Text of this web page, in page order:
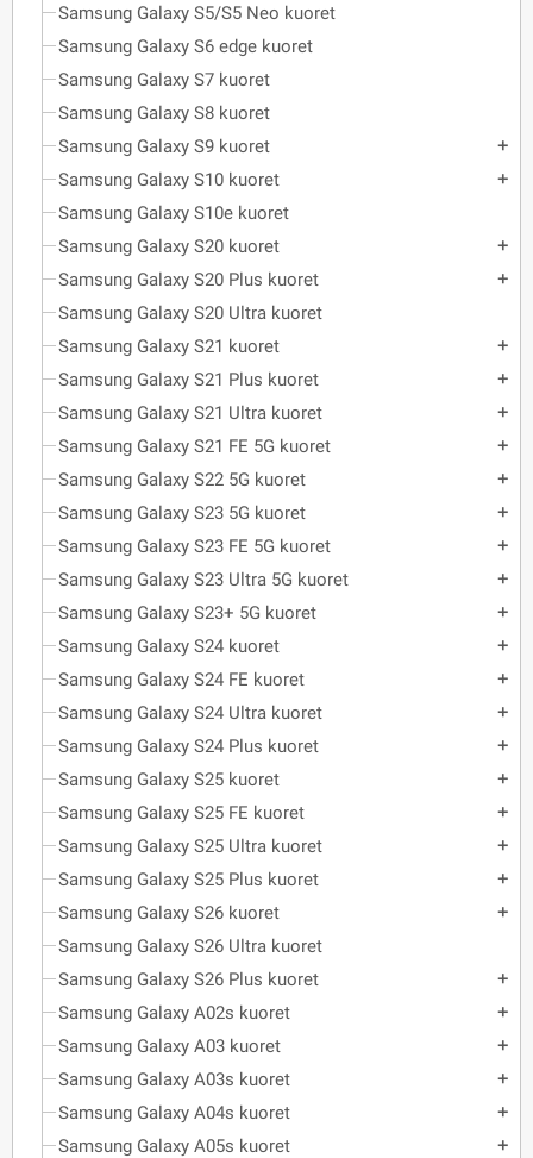
Samsung Galaxy S5/S5 Neo kuoret
Samsung Galaxy S6 edge kuoret
Samsung Galaxy S7 kuoret
Samsung Galaxy S8 kuoret
Samsung Galaxy S9 kuoret
add
Samsung Galaxy S10 kuoret add
Samsung Galaxy S10e kuoret
Samsung Galaxy S20 kuoret
add
Samsung Galaxy S20 Plus kuoret add
Samsung Galaxy S20 Ultra kuoret
Samsung Galaxy S21 kuoret
add
Samsung Galaxy S21 Plus kuoret add
Samsung Galaxy S21 Ultra kuoret add
Samsung Galaxy S21 FE 5G kuoret add
Samsung Galaxy S22 5G kuoret add
Samsung Galaxy S23 5G kuoret add
Samsung Galaxy S23 FE 5G kuoret add
Samsung Galaxy S23 Ultra 5G kuoret add
Samsung Galaxy S23+ 5G kuoret add
Samsung Galaxy S24 kuoret add
Samsung Galaxy S24 FE kuoret add
Samsung Galaxy S24 Ultra kuoret add
Samsung Galaxy S24 Plus kuoret add
Samsung Galaxy S25 kuoret add
Samsung Galaxy S25 FE kuoret add
Samsung Galaxy S25 Ultra kuoret add
Samsung Galaxy S25 Plus kuoret add
Samsung Galaxy S26 kuoret add
Samsung Galaxy S26 Ultra kuoret
Samsung Galaxy S26 Plus kuoret
add
Samsung Galaxy A02s kuoret add
Samsung Galaxy A03 kuoret add
Samsung Galaxy A03s kuoret add
Samsung Galaxy A04s kuoret add
Samsung Galaxy A05s kuoret add